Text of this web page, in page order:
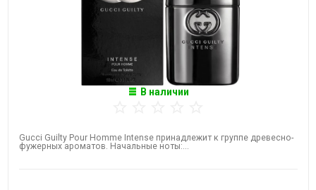
В наличии
Gucci Guilty Pour Homme Intense принадлежит к группе древесно-
фужерных ароматов. Начальные ноты:...